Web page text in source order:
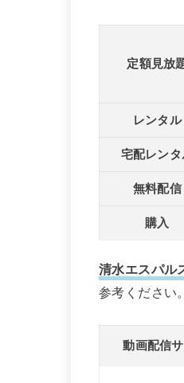
定額見放
レンタル
宅配レンタ
無料配信
購入
清水エスパル
参考ください。
動画配信